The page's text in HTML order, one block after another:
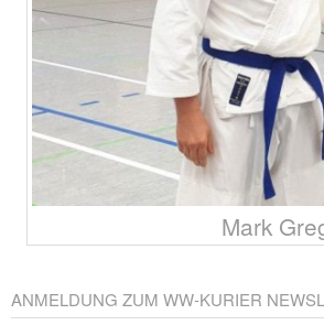
Mark
ANMELDUNG ZUM WW-KURIER